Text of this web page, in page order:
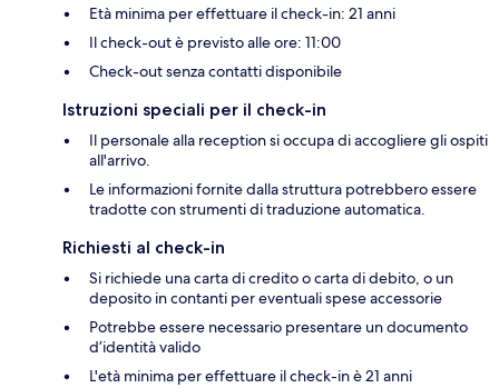
Età minima per effettuare il check-in: 21 anni
Il check-out è previsto alle ore: 11:00
Check-out senza contatti disponibile
Istruzioni speciali per il check-in
Il personale alla reception si occupa di accogliere gli ospiti
all'arrivo.
Le informazioni fornite dalla struttura potrebbero essere
tradotte con strumenti di traduzione automatica.
Richiesti al check-in
Si richiede una carta di credito o carta di debito, o un
deposito in contanti per eventuali spese accessorie
Potrebbe essere necessario presentare un documento
d’identità valido
L'età minima per effettuare il check-in è 21 anni